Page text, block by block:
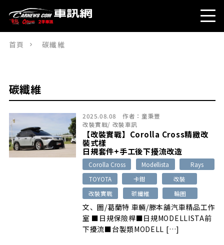
首頁 碳纖維
碳纖維
2025.08.08 作者： 童秉豐
改裝實戰/ 改裝車訊
【改裝實戰】Corolla Cross精緻改
裝式樣
日規套件+手工後下擾流改造
Corolla Cross Modellista
Rays
TOYOTA
卡鉗
改裝
改裝實戰
碳纖維 輪圈
文、圖/葛蘭特 車輛/滕本舖汽車精品工作
室 ■日規保險桿■日規MODELLISTA前
下擾流■台製類MODELL […]